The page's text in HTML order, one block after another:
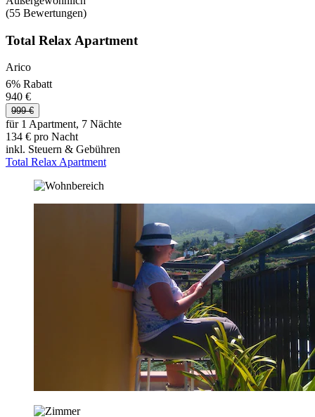
(55 Bewertungen)
Total Relax Apartment
Arico
6% Rabatt
940 €
999 €
für 1 Apartment, 7 Nächte
134 € pro Nacht
inkl. Steuern & Gebühren
Total Relax Apartment